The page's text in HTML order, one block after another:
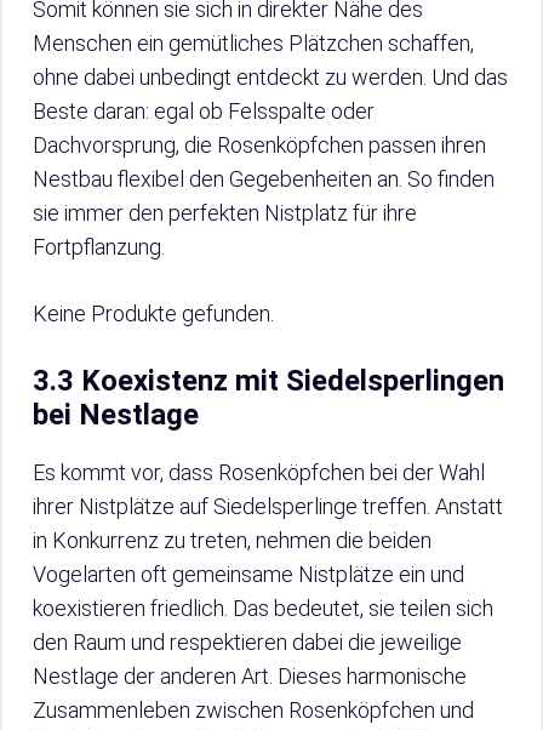
Somit können sie sich in direkter Nähe des
Menschen ein gemütliches Plätzchen schaffen,
ohne dabei unbedingt entdeckt zu werden. Und das
Beste daran: egal ob Felsspalte oder
Dachvorsprung, die Rosenköpfchen passen ihren
Nestbau flexibel den Gegebenheiten an. So finden
sie immer den perfekten Nistplatz für ihre
Fortpflanzung.
Keine Produkte gefunden.
3.3 Koexistenz mit Siedelsperlingen
bei Nestlage
Es kommt vor, dass Rosenköpfchen bei der Wahl
ihrer Nistplätze auf Siedelsperlinge treffen. Anstatt
in Konkurrenz zu treten, nehmen die beiden
Vogelarten oft gemeinsame Nistplätze ein und
koexistieren friedlich. Das bedeutet, sie teilen sich
den Raum und respektieren dabei die jeweilige
Nestlage der anderen Art. Dieses harmonische
Zusammenleben zwischen Rosenköpfchen und